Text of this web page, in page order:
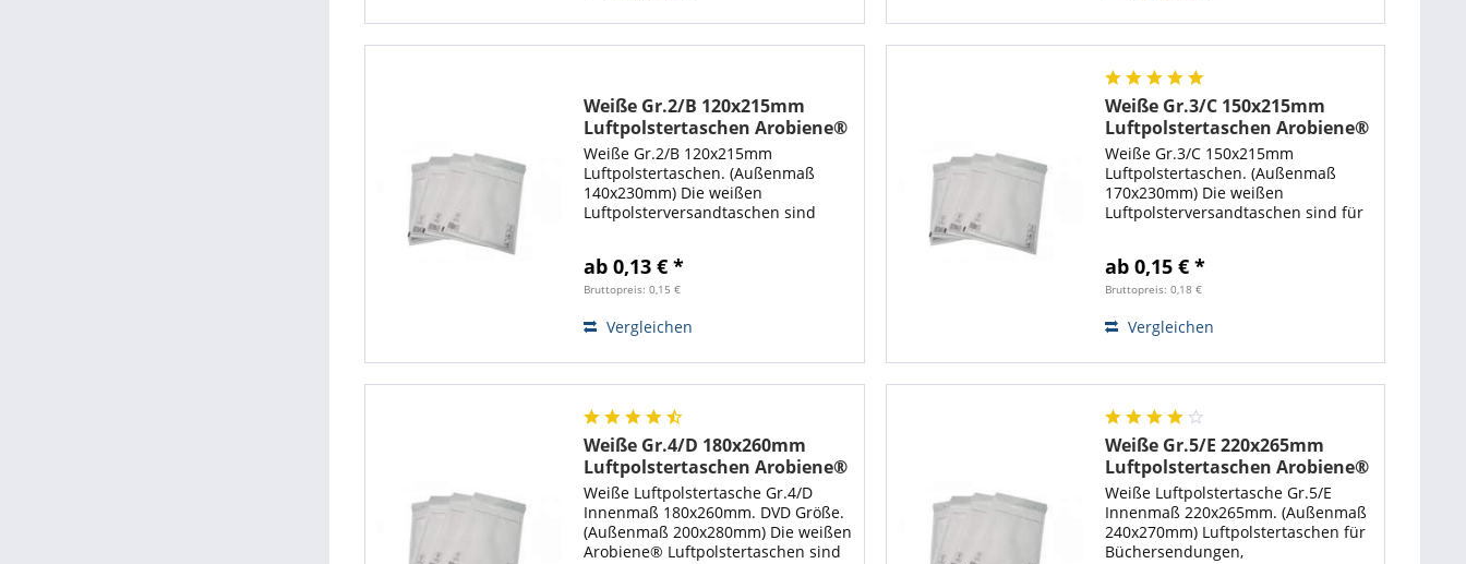
Weiße Gr.2/B 120x215mm
Luftpolstertaschen Arobiene®
Economy
Weiße Gr.2/B 120x215mm
Luftpolstertaschen. (Außenmaß
140x230mm) Die weißen
Luftpolsterversandtaschen sind
wie Speicherkarten geeignet.
Ebenso können Sie als
ab 0,13 € *
Bruttopreis: 0,15 €
Vergleichen
Weiße Gr.3/C 150x215mm
Luftpolstertaschen Arobiene®
Economy
Weiße Gr.3/C 150x215mm
Luftpolstertaschen. (Außenmaß
170x230mm) Die weißen
Luftpolsterversandtaschen sind für
geeignet. Neben einem
Adhäsionsverschluß sind Löcher
ab 0,15 € *
Bruttopreis: 0,18 €
Vergleichen
Weiße Gr.4/D 180x260mm
Luftpolstertaschen Arobiene®
Economy
Weiße Luftpolstertasche Gr.4/D
Innenmaß 180x260mm. DVD Größe.
(Außenmaß 200x280mm) Die weißen
Arobiene® Luftpolstertaschen sind
Weiße Gr.5/E 220x265mm
Luftpolstertaschen Arobiene®
Economy
Weiße Luftpolstertasche Gr.5/E
Innenmaß 220x265mm. (Außenmaß
240x270mm) Luftpolstertaschen für
Büchersendungen,